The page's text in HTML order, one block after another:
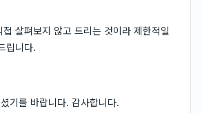
살펴보지 않고 드리는 것이라 제한적일
립니다.
기를 바랍니다. 감사합니다.